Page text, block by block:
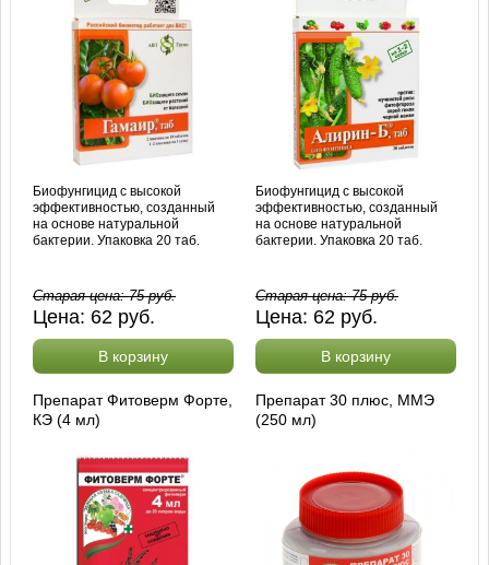
Биофунгицид с высокой
эффективностью, созданный
на основе натуральной
бактерии. Упаковка 20 таб.
Старая цена:75руб.
Цена: 62 руб.
В корзину
Биофунгицид с высокой
эффективностью, созданный
на основе натуральной
бактерии. Упаковка 20 таб.
Старая цена:75руб.
Цена: 62 руб.
В корзину
Препарат Фитоверм Форте,
КЭ (4 мл)
Препарат 30 плюс, ММЭ
(250 мл)